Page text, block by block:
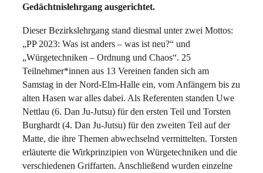
Gedächtnislehrgang ausgerichtet.
Dieser Bezirkslehrgang stand diesmal unter zwei Mottos:
„PP 2023: Was ist anders – was ist neu?“ und
„Würgetechniken – Ordnung und Chaos“. 25
Teilnehmer*innen aus 13 Vereinen fanden sich am
Samstag in der Nord-Elm-Halle ein, vom Anfängern bis zu
alten Hasen war alles dabei. Als Referenten standen Uwe
Nettlau (6. Dan Ju-Jutsu) für den ersten Teil und Torsten
Burghardt (4. Dan Ju-Jutsu) für den zweiten Teil auf der
Matte, die ihre Themen abwechselnd vermittelten. Torsten
erläuterte die Wirkprinzipien von Würgetechniken und die
verschiedenen Griffarten. Anschließend wurden einzelne